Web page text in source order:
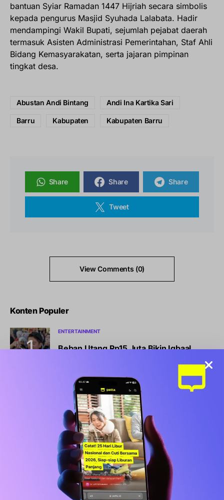
bantuan Syiar Ramadan 1447 Hijriah secara simbolis
kepada pengurus Masjid Syuhada Lalabata. Hadir
mendampingi Wakil Bupati, sejumlah pejabat daerah
termasuk Asisten Administrasi Pemerintahan, Staf Ahli
Bidang Kemasyarakatan, serta jajaran pimpinan
tingkat desa.
Abustan Andi Bintang Andi Ina Kartika Sari
Barru Kabupaten Kabupaten Barru
Share Share Share
Tweet
View Comments (0)
Konten Populer
ENTERTAINMENT
Beban Utang Rp15 Juta Bikin Iqbaal
Kabar Terbaru BLT Kesra Rp900.000:
Syarat, Cara Cek, dan Jadwal Pencairan
LIFESTYLE
Sports Station Gelar Diskon Beli 1 Gratis
1, Ini Syarat dan Cara Klaimnya